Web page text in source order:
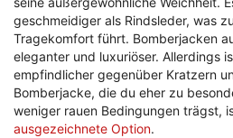
geschmeidiger als Rindsleder, was
Tragekomfort führt. Bomberjacken
eleganter und luxuriöser. Allerdings
empfindlicher gegenüber Kratzern
Bomberjacke, die du eher zu
weniger rauen Bedingungen trägst,
ausgezeichnete Option.